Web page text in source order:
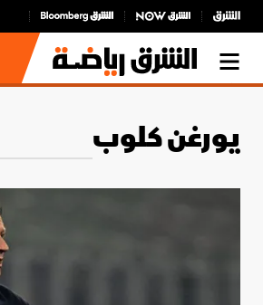
يورغن كلوب